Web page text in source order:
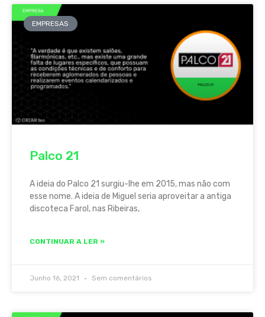
EMPRESAS
Palco 21
A ideia do Palco 21 surgiu-lhe em 2015, mas não com
esse nome. A ideia de Miguel seria aproveitar a antiga
discoteca Farol, nas Ribeiras,
CONTINUAR A LER »
Junho 16, 2021 Sem comentários